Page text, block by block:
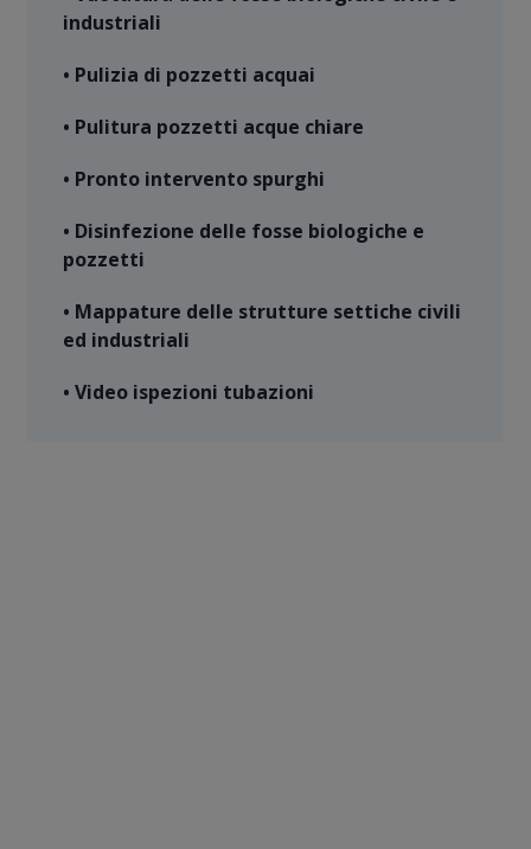
industriali
• Pulizia di pozzetti acquai
• Pulitura pozzetti acque chiare
• Pronto intervento spurghi
• Disinfezione delle fosse biologiche e
pozzetti
• Mappature delle strutture settiche civili
ed industriali
• Video ispezioni tubazioni